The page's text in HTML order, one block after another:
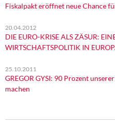
Fiskalpakt eröffnet neue Chance
20.04.2012
DIE EURO-KRISE ALS ZÄSUR:
WIRTSCHAFTSPOLITIK IN
25.10.2011
GREGOR GYSI: 90 Prozent
machen